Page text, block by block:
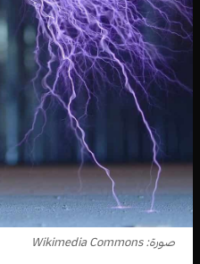
صورة: Wikimedia Commons